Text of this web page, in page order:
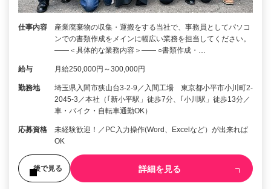
仕事内容
産業廃棄物の収集・運搬をする当社で、事務員としてパソコ
ンでの書類作成をメインに幅広い業務を担当してください。
――＜具体的な業務内容＞―― ○書類作成・…
給与 月給250,000円～300,000円
勤務地
埼玉県入間市狭山台3-2-9／入間工場 東京都小平市小川町2-
2045-3／本社（｢新小平駅」徒歩7分、｢小川駅」徒歩13分／
車・バイク・自転車通勤OK）
応募資格
未経験歓迎！／PC入力操作(Word、Excelなど）が出来れば
OK
後で見る 詳細を見る